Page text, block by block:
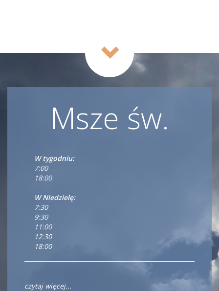
Msze św.
W tygodniu:
7:00
18:00
W Niedzielę:
7:30
9:30
11:00
12:30
18:00
czytaj więcej...